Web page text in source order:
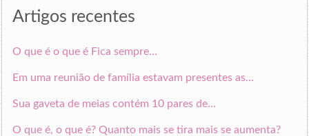
Artigos recentes
O que é o que é Fica sempre…
Em uma reunião de família estavam presentes as…
Sua gaveta de meias contém 10 pares de…
O que é, o que é? Quanto mais se tira mais se aumenta?